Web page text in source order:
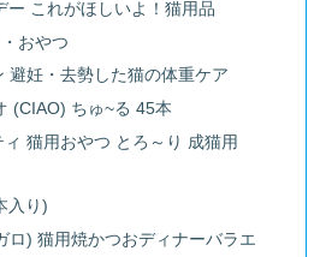
ー これがほしいよ！猫用品
おやつ
避妊・去勢した猫の体重ケア
(CIAO) ちゅ~る 45本
猫用おやつ とろ～り 成猫用
入り)
ロ) 猫用焼かつおディナーバラエ